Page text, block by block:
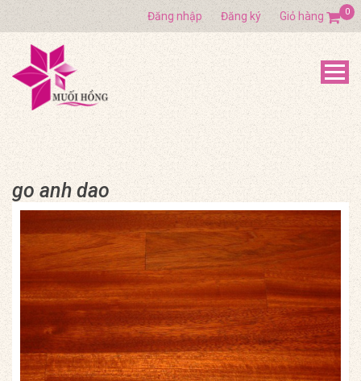
Đăng nhập Đăng ký Giỏ hàng 0
go anh dao